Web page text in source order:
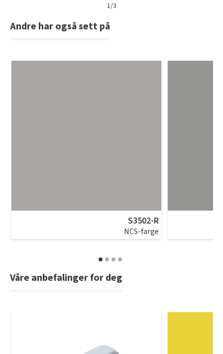
1/3
Andre har også sett på
S3502-R
NCS-farge
Våre anbefalinger for deg